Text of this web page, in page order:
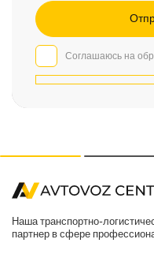
Соглашаюсь на
Наша транспортно-
партнер в сфере